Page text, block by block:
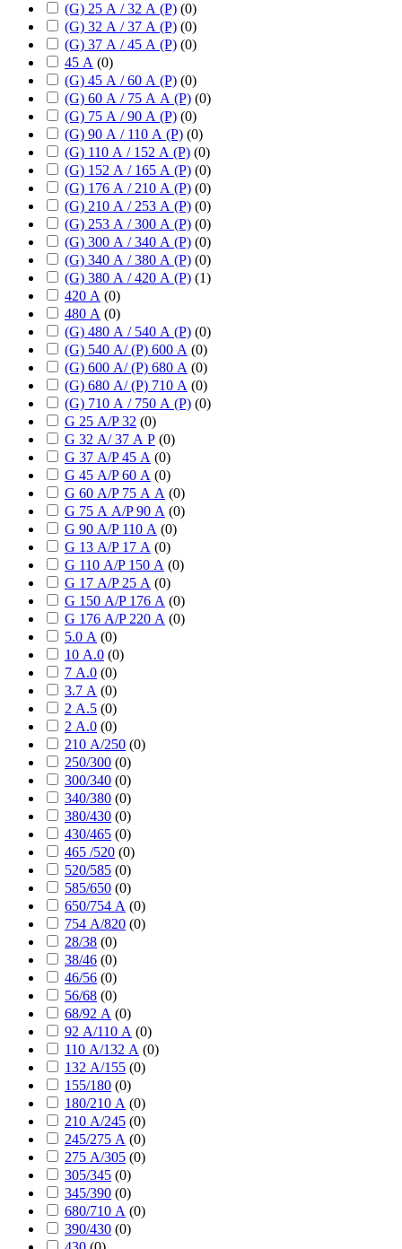
(G) 25 А / 32 А (P) (0)
(G) 32 А / 37 А (P) (0)
(G) 37 А / 45 А (P) (0)
45 А (0)
(G) 45 А / 60 А (P) (0)
(G) 60 А / 75 А А (P) (0)
(G) 75 А / 90 А (P) (0)
(G) 90 А / 110 А (P) (0)
(G) 110 А / 152 А (P) (0)
(G) 152 А / 165 А (P) (0)
(G) 176 А / 210 А (P) (0)
(G) 210 А / 253 А (P) (0)
(G) 253 А / 300 А (P) (0)
(G) 300 А / 340 А (P) (0)
(G) 340 А / 380 А (P) (0)
(G) 380 А / 420 А (P) (1)
420 А (0)
480 А (0)
(G) 480 А / 540 А (P) (0)
(G) 540 А/ (P) 600 А (0)
(G) 600 А/ (P) 680 А (0)
(G) 680 А/ (P) 710 А (0)
(G) 710 А / 750 А (P) (0)
G 25 А/P 32 (0)
G 32 А/ 37 А P (0)
G 37 А/P 45 А (0)
G 45 А/P 60 А (0)
G 60 А/P 75 А А (0)
G 75 А А/P 90 А (0)
G 90 А/P 110 А (0)
G 13 А/P 17 А (0)
G 110 А/P 150 А (0)
G 17 А/P 25 А (0)
G 150 А/P 176 А (0)
G 176 А/P 220 А (0)
5.0 А (0)
10 А.0 (0)
7 А.0 (0)
3.7 А (0)
2 А.5 (0)
2 А.0 (0)
210 А/250 (0)
250/300 (0)
300/340 (0)
340/380 (0)
380/430 (0)
430/465 (0)
465 /520 (0)
520/585 (0)
585/650 (0)
650/754 А (0)
754 А/820 (0)
28/38 (0)
38/46 (0)
46/56 (0)
56/68 (0)
68/92 А (0)
92 А/110 А (0)
110 А/132 А (0)
132 А/155 (0)
155/180 (0)
180/210 А (0)
210 А/245 (0)
245/275 А (0)
275 А/305 (0)
305/345 (0)
345/390 (0)
680/710 А (0)
390/430 (0)